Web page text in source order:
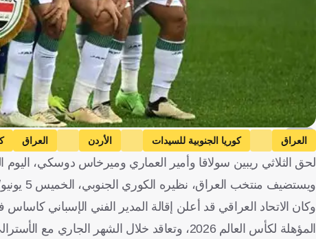
AFP
العراق كوريا الجنوبية للسيدات الأردن العراق
لحق الثلاثي ريبين سولاقا وأمير العماري وميرخاس دوسكي، اليوم
ويستضيف منتخب العراق، نظيره الكوري الجنوبي، الخميس 5 يونيو/حزيران المقبل، على أن يحل ضيفًا على شقيقه الأردني، يوم 10 من الشهر ذاته.
المؤهلة لكأس العالم 2026، وتعاقد خلال الشهر الجاري مع الأسترالي جراهام أرنولد.